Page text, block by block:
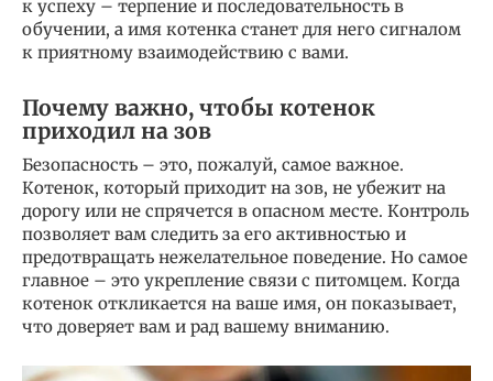
к успеху – терпение и последовательность в
обучении, а имя котенка станет для него сигналом
к приятному взаимодействию с вами.
Почему важно, чтобы котенок
приходил на зов
Безопасность – это, пожалуй, самое важное.
Котенок, который приходит на зов, не убежит на
дорогу или не спрячется в опасном месте. Контроль
позволяет вам следить за его активностью и
предотвращать нежелательное поведение. Но самое
главное – это укрепление связи с питомцем. Когда
котенок откликается на ваше имя, он показывает,
что доверяет вам и рад вашему вниманию.